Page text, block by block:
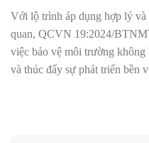
Với lộ trình áp dụng hợp lý và
quan, QCVN 19:2024/
việc bảo vệ môi trường không
và thúc đẩy sự phát triển bền